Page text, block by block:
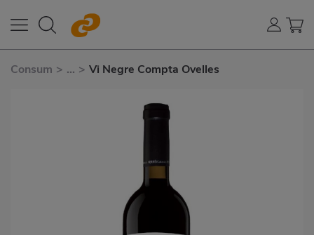
Consum > ... > Vi Negre Compta Ovelles